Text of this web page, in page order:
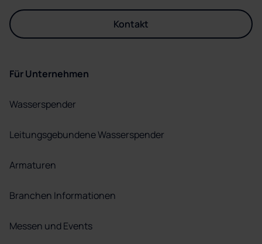
Kontakt
Für Unternehmen
Wasserspender
Leitungsgebundene Wasserspender
Armaturen
Branchen Informationen
Messen und Events